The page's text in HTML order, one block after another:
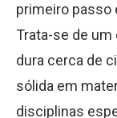
primeiro passo
Trata-se de
dura cerca de
sólida em
disciplinas